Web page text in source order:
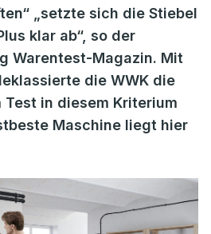
„setzte sich die Stiebel
klar ab“, so der
Warentest-Magazin. Mit
die WWK die
in diesem Kriterium
Maschine liegt hier